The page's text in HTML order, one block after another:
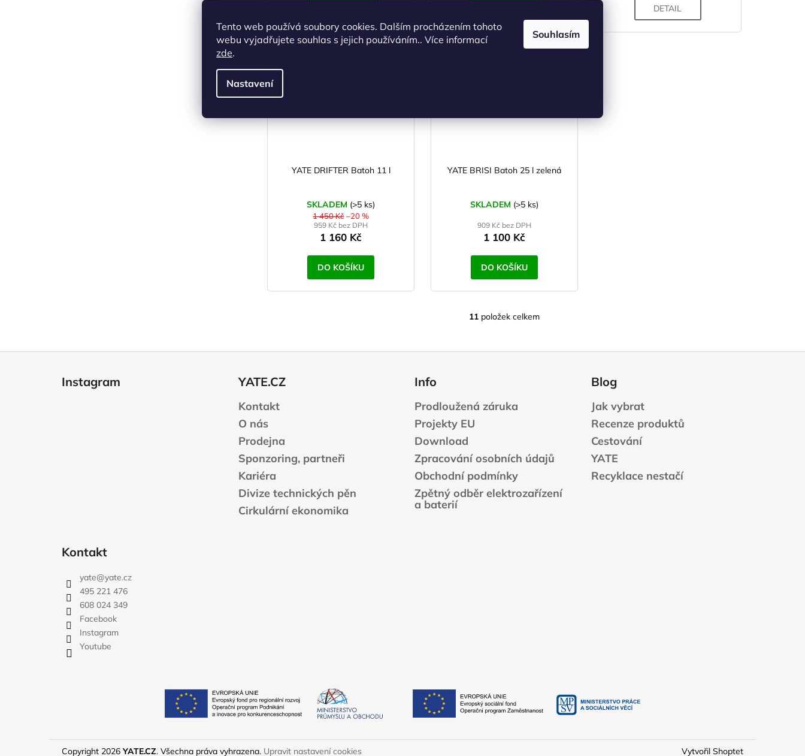
Tento web používá soubory cookies. Dalším procházením tohoto
webu vyjadřujete souhlas s jejich používáním.. Více informací
zde.
Nastavení
Souhlasím
DETAIL
YATE DRIFTER Batoh 11 l
SKLADEM (>5 ks)
1 450 Kč –20 %
959 Kč bez DPH
1 160 Kč
DO KOŠÍKU
YATE BRISI Batoh 25 l zelená
SKLADEM (>5 ks)
909 Kč bez DPH
1 100 Kč
DO KOŠÍKU
O
l
c
í
v
k
y
v
11 položek celkem
Instagram YATE.CZ
Kontakt
O nás
Prodejna
Sponzoring, partneři
Kariéra
Divize technických pěn
Cirkulární ekonomika
Info
Prodloužená záruka
Projekty EU
Download
Zpracování osobních údajů
Obchodní podmínky
Zpětný odběr elektrozařízení
a baterií
Blog
Jak vybrat
Recenze produktů
Cestování
YATE
Recyklace nestačí
Kontakt
yate@yate.cz
495 221 476
608 024 349
Facebook
Instagram
Youtube
Vytvořil Shoptet
Copyright 2026YATE.CZ. Všechna práva vyhrazena. Upravit nastavení cookies